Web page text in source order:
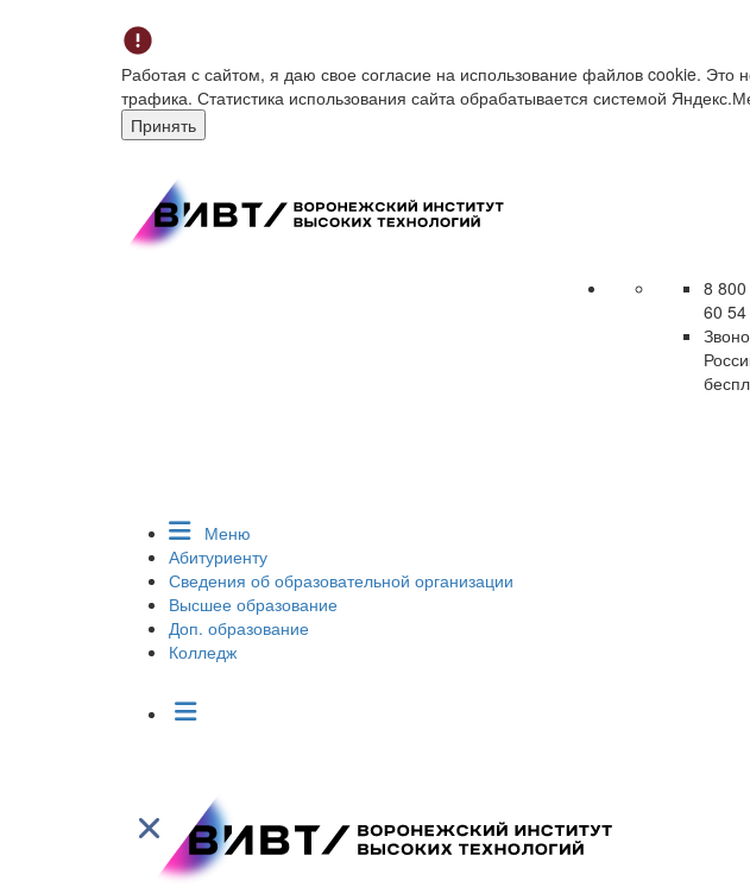
Работая с сайтом, я даю свое согласие на использование файлов cookie.
трафика. Статистика использования сайта обрабатывается системой
Принять
8
60 54
Меню
Абитуриенту
Сведения об образовательной организации
Высшее образование
Доп. образование
Колледж